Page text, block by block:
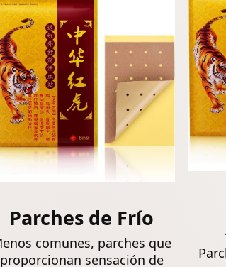
la
la
Hombros
Piezas)
Parches de Frío
comunes, parches que
proporcionan sensación de